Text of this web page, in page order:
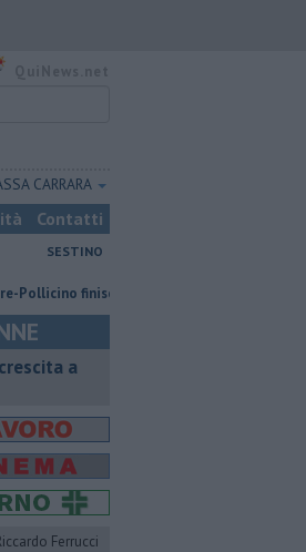
CARRARA
Contatti
SESTINO
in carcere
a
Ferrucci